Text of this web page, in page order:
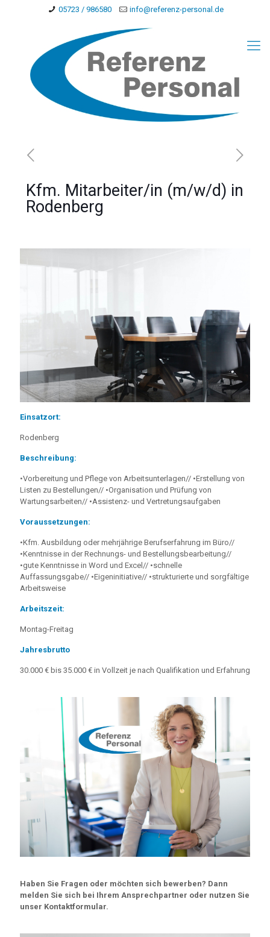
05723 / 986580 info@referenz-personal.de
Kfm. Mitarbeiter/in (m/w/d) in
Rodenberg
Einsatzort:
Rodenberg
Beschreibung:
•Vorbereitung und Pflege von Arbeitsunterlagen// •Erstellung von
Listen zu Bestellungen// •Organisation und Prüfung von
Wartungsarbeiten// •Assistenz- und Vertretungsaufgaben
Voraussetzungen:
•Kfm. Ausbildung oder mehrjährige Berufserfahrung im Büro//
•Kenntnisse in der Rechnungs- und Bestellungsbearbeitung//
•gute Kenntnisse in Word und Excel// •schnelle
Auffassungsgabe// •Eigeninitiative// •strukturierte und sorgfältige
Arbeitsweise
Arbeitszeit:
Montag-Freitag
Jahresbrutto
30.000 € bis 35.000 € in Vollzeit je nach Qualifikation und Erfahrung
Haben Sie Fragen oder möchten sich bewerben? Dann
melden Sie sich bei Ihrem Ansprechpartner oder nutzen Sie
unser Kontaktformular.